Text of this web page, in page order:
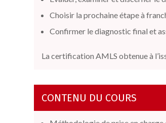
Choisir la prochaine étape à
Confirmer le diagnostic final et
La certification AMLS obtenue à
CONTENU DU COURS